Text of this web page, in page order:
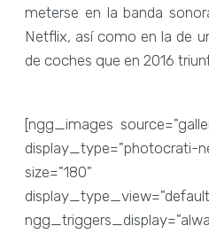
meterse en la banda
Netflix, así como en la de
de coches que en 2016
[ngg_images
display_type="photocrati-
size="180"